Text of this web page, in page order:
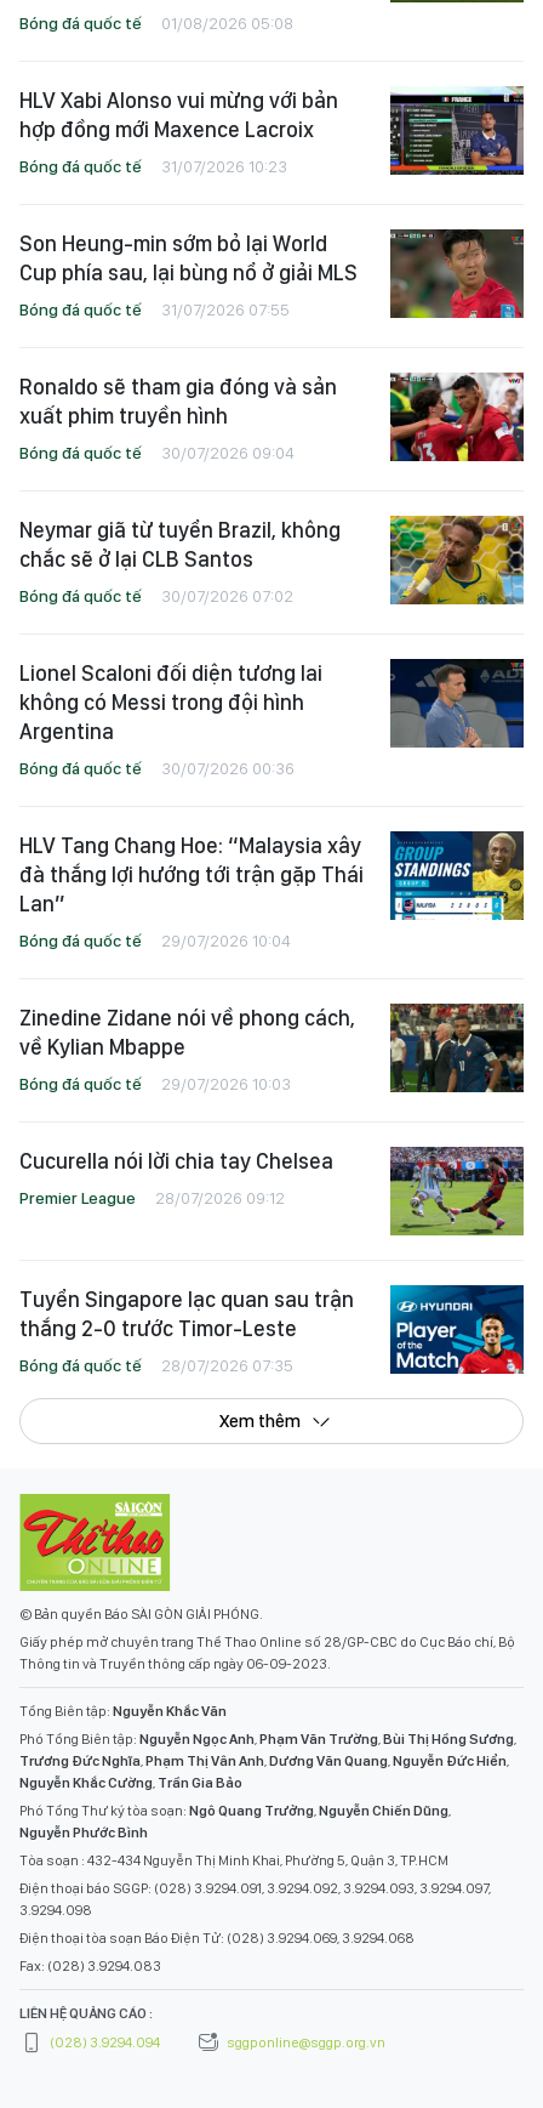
Bóng đá quốc tế 01/08/2026 05:08
HLV Xabi Alonso vui mừng với bản
hợp đồng mới Maxence Lacroix
Bóng đá quốc tế 31/07/2026 10:23
Son Heung-min sớm bỏ lại World
Cup phía sau, lại bùng nổ ở giải MLS
Bóng đá quốc tế 31/07/2026 07:55
Ronaldo sẽ tham gia đóng và sản
xuất phim truyền hình
Bóng đá quốc tế 30/07/2026 09:04
Neymar giã từ tuyển Brazil, không
chắc sẽ ở lại CLB Santos
Bóng đá quốc tế 30/07/2026 07:02
Lionel Scaloni đối diện tương lai
không có Messi trong đội hình
Argentina
Bóng đá quốc tế 30/07/2026 00:36
HLV Tang Chang Hoe: “Malaysia xây
đà thắng lợi hướng tới trận gặp Thái
Lan”
Bóng đá quốc tế 29/07/2026 10:04
Zinedine Zidane nói về phong cách,
về Kylian Mbappe
Bóng đá quốc tế 29/07/2026 10:03
Cucurella nói lời chia tay Chelsea
Premier League 28/07/2026 09:12
Tuyển Singapore lạc quan sau trận
thắng 2-0 trước Timor-Leste
Bóng đá quốc tế 28/07/2026 07:35
Xem thêm
© Bản quyền Báo SÀI GÒN GIẢI PHÓNG.
Giấy phép mở chuyên trang Thể Thao Online số 28/GP-CBC do Cục Báo chí, Bộ
Thông tin và Truyền thông cấp ngày 06-09-2023.
Tổng Biên tập: Nguyễn Khắc Văn
Phó Tổng Biên tập: Nguyễn Ngọc Anh,Phạm Văn Trường,Bùi Thị Hồng Sương,
Trương Đức Nghĩa,Phạm Thị Vân Anh,Dương Văn Quang,Nguyễn Đức Hiển,
Nguyễn Khắc Cường, Trần Gia Bảo
Phó Tổng Thư ký tòa soạn: Ngô Quang Trưởng,Nguyễn Chiến Dũng,
Nguyễn Phước Bình
Tòa soạn : 432-434 Nguyễn Thị Minh Khai, Phường 5, Quận 3, TP.HCM
Điện thoại báo SGGP: (028) 3.9294.091, 3.9294.092, 3.9294.093, 3.9294.097,
3.9294.098
Điện thoại tòa soạn Báo Điện Tử: (028) 3.9294.069, 3.9294.068
Fax: (028) 3.9294.083
LIÊN HỆ QUẢNG CÁO :
(028) 3.9294.094
sggponline@sggp.org.vn